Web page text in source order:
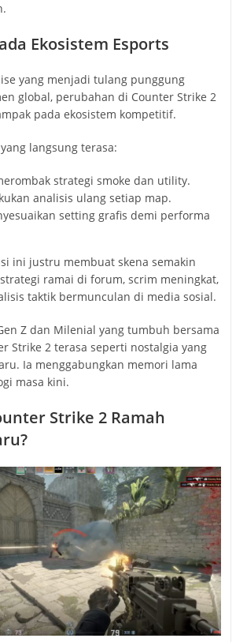
Ekosistem Esports
yang menjadi tulang punggung
global, perubahan di Counter Strike 2
pada ekosistem kompetitif.
langsung terasa:
strategi smoke dan utility.
analisis ulang setiap map.
setting grafis demi performa
ini justru membuat skena semakin
ramai di forum, scrim meningkat,
taktik bermunculan di media sosial.
Z dan Milenial yang tumbuh bersama
Strike 2 terasa seperti nostalgia yang
Ia menggabungkan memori lama
masa kini.
Strike 2 Ramah